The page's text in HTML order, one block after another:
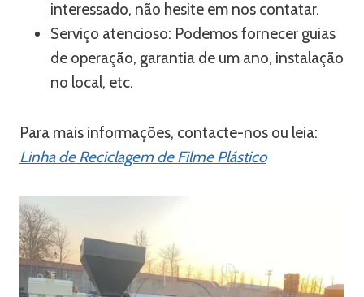
interessado, não hesite em nos contatar.
Serviço atencioso: Podemos fornecer guias
de operação, garantia de um ano, instalação
no local, etc.
Para mais informações, contacte-nos ou leia:
Linha de Reciclagem de Filme Plástico